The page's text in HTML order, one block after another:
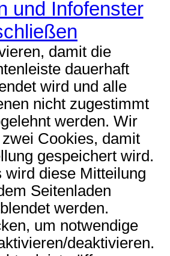
und Infofenster
damit die
dauerhaft
wird und alle
nicht zugestimmt
werden. Wir
zwei Cookies, damit
gespeichert wird.
wird diese Mitteilung
Seitenladen
werden.
um notwendige
deaktivieren.